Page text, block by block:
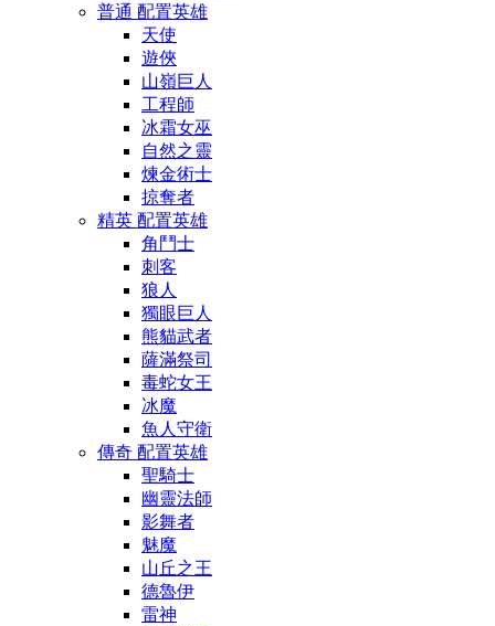
普通 配置英雄
天使
遊俠
山嶺巨人
工程師
冰霜女巫
自然之靈
煉金術士
掠奪者
精英 配置英雄
角鬥士
刺客
狼人
獨眼巨人
熊貓武者
薩滿祭司
毒蛇女王
冰魔
魚人守衛
傳奇 配置英雄
聖騎士
幽靈法師
影舞者
魅魔
山丘之王
德魯伊
雷神